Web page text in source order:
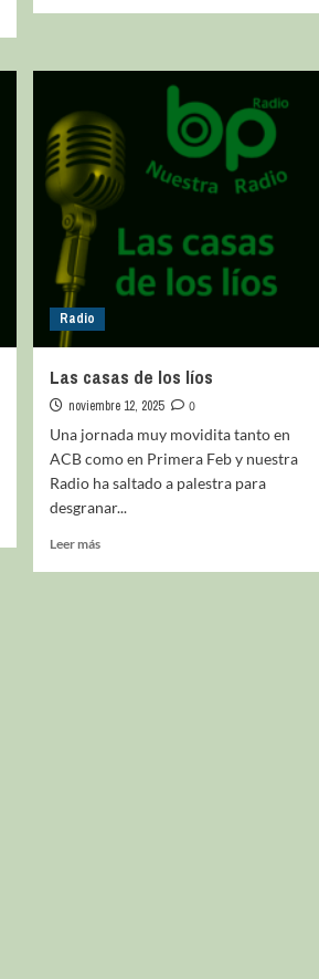
Radio
Las casas de los líos
noviembre 12, 2025
0
Una jornada muy movidita tanto en
ACB como en Primera Feb y nuestra
Radio ha saltado a palestra para
desgranar...
Leer más